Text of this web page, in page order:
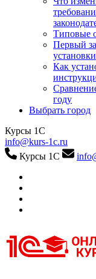
Типовые
Первый
установки
Как
году
Выбрать город
Курсы 1С
info@kurs-1c.ru
Курсы 1С